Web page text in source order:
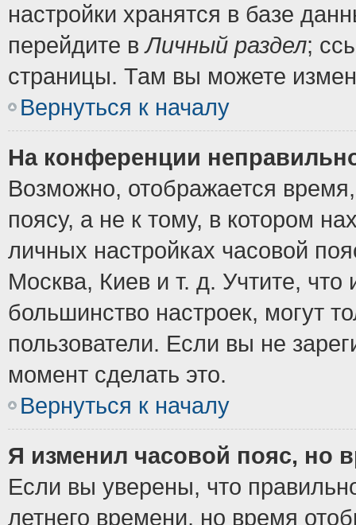
настройки хранятся в базе
перейдите вЛичный раздел;
страницы. Там вы можете
Вернуться к началу
На конференции
Возможно, отображается
поясу, а не к тому, в котором
личных настройках часовой
Москва, Киев и т. д. Учтите, что
большинство настроек, могут
пользователи. Если вы не
момент сделать это.
Вернуться к началу
Я изменил часовой пояс, но
Если вы уверены, что
летнего времени, но время